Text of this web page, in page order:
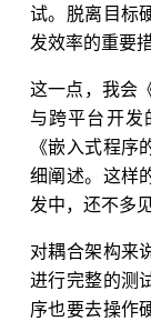
试。脱离目标
发效率的重要措
这一点，我会
与跨平台开发
《嵌入式程
细阐述。这样
发中，还不多
对耦合架构来
进行完整的测
序也要去操作